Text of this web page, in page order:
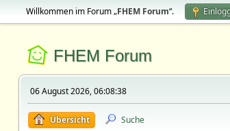
Willkommen im Forum „FHEM Forum“.
FHEM Forum
06 August 2026, 06:08:38
Übersicht Suche